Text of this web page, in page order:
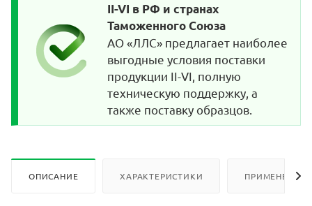
II-VI в РФ и странах
Таможенного Союза
АО «ЛЛС» предлагает наиболее
выгодные условия поставки
продукции II-VI, полную
техническую поддержку, а
также поставку образцов.
ОПИСАНИЕ ХАРАКТЕРИСТИКИ ПРИМЕНЕНИЕ